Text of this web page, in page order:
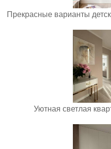
Прекрасные варианты
Уютная светлая